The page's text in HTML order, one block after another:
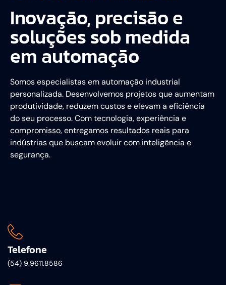
Inovação, precisão e
soluções sob medida
em automação
Somos especialistas em automação industrial
personalizada. Desenvolvemos projetos que aumentam
produtividade, reduzem custos e elevam a eficiência
do seu processo. Com tecnologia, experiência e
compromisso, entregamos resultados reais para
indústrias que buscam evoluir com inteligência e
segurança.
Telefone
(54) 9.9611.8586